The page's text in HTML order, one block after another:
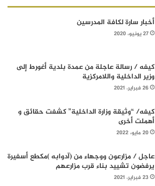
أخبار سارة لكافة المدرسين
27 يونيو، 2020
كيفه / رسالة عاجلة من عمدة بلدية أغورط إلى
وزير الداخلية واللامركزية
26 فبراير، 2021
كيفه/ “وثيقة وزارة الداخلية” كشفت حقائق و
أهملت أخرى
20 مايو، 2022
عاجل / مزارعون ووجهاء من (آدوابه )مكطع أسفيرة
يرفضون تشييد بناء قرب مزارعهم
23 فبراير، 2021